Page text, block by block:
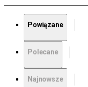
Powiązane
Polecane
Najnowsze